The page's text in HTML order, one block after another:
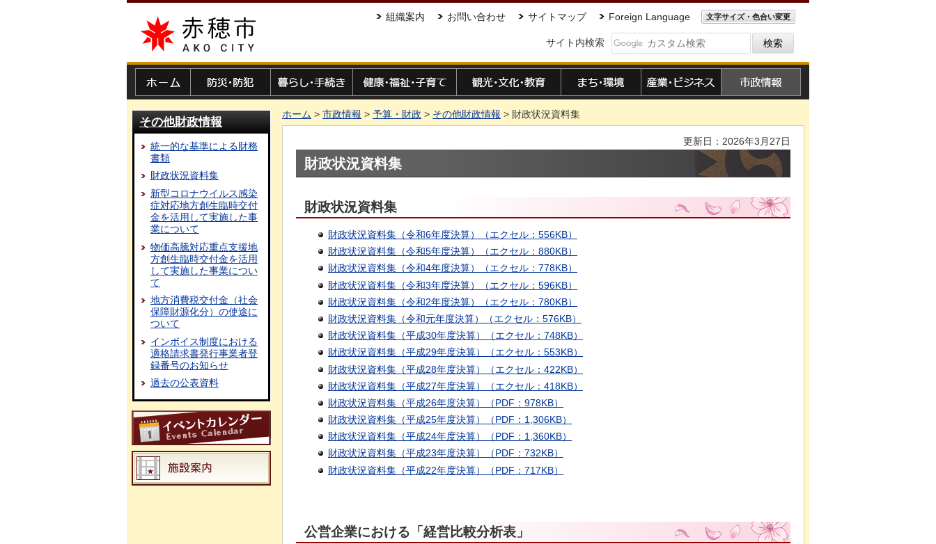
赤穂市 組織案内 お問い合わせ サイトマップ Foreign Language 文字サイズ・色合い変更
サイト内検索
その他財政情報
統一的な基準による財務
書類
財政状況資料集
新型コロナウイルス感染
症対応地方創生臨時交付
金を活用して実施した事
業について
物価高騰対応重点支援地
方創生臨時交付金を活用
して実施した事業につい
て
地方消費税交付金（社会
保障財源化分）の使途に
ついて
インボイス制度における
適格請求書発行事業者登
録番号のお知らせ
過去の公表資料
ホーム > 市政情報 > 予算・財政 > その他財政情報 > 財政状況資料集
更新日：2026年3月27日
財政状況資料集
財政状況資料集
財政状況資料集（令和6年度決算）（エクセル：556KB）
財政状況資料集（令和5年度決算）（エクセル：880KB）
財政状況資料集（令和4年度決算）（エクセル：778KB）
財政状況資料集（令和3年度決算）（エクセル：596KB）
財政状況資料集（令和2年度決算）（エクセル：780KB）
財政状況資料集（令和元年度決算）（エクセル：576KB）
財政状況資料集（平成30年度決算）（エクセル：748KB）
財政状況資料集（平成29年度決算）（エクセル：553KB）
財政状況資料集（平成28年度決算）（エクセル：422KB）
財政状況資料集（平成27年度決算）（エクセル：418KB）
財政状況資料集（平成26年度決算）（PDF：978KB）
財政状況資料集（平成25年度決算）（PDF：1,306KB）
財政状況資料集（平成24年度決算）（PDF：1,360KB）
財政状況資料集（平成23年度決算）（PDF：732KB）
財政状況資料集（平成22年度決算）（PDF：717KB）
公営企業における「経営比較分析表」